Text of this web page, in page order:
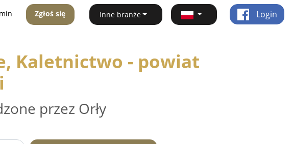
Zgłoś się Inne branże Login
Kaletnictwo - powiat
przez Orły